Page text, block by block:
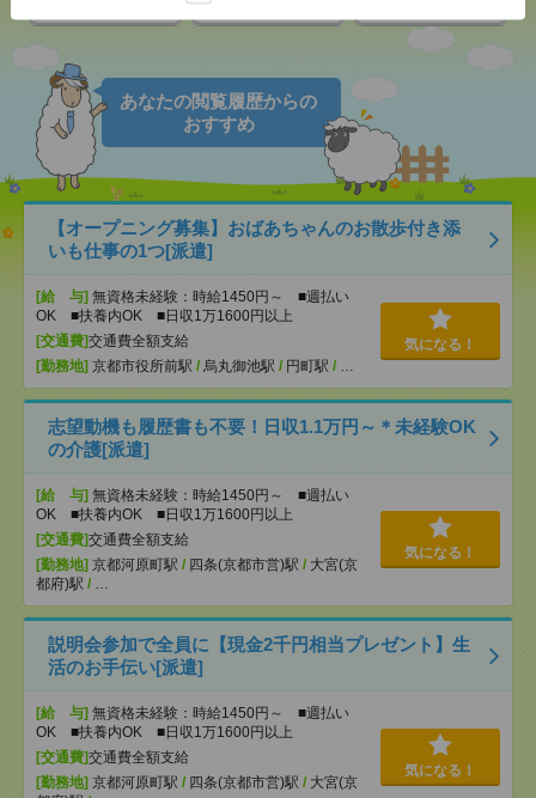
あなたの閲覧履歴からの
おすすめ
【オープニング募集】おばあちゃんのお散歩付き添
いも仕事の1つ[派遣]
[給 与] 無資格未経験：時給1450円～ ■週払い
OK ■扶養内OK ■日収1万1600円以上
[交通費]交通費全額支給
[勤務地] 京都市役所前駅 / 烏丸御池駅 / 円町駅 / …
気になる！
志望動機も履歴書も不要！日収1.1万円～＊未経験OK
の介護[派遣]
[給 与] 無資格未経験：時給1450円～ ■週払い
OK ■扶養内OK ■日収1万1600円以上
[交通費]交通費全額支給
[勤務地] 京都河原町駅 / 四条(京都市営)駅 / 大宮(京
都府)駅 / …
気になる！
説明会参加で全員に【現金2千円相当プレゼント】生
活のお手伝い[派遣]
[給 与] 無資格未経験：時給1450円～ ■週払い
OK ■扶養内OK ■日収1万1600円以上
[交通費]交通費全額支給
[勤務地] 京都河原町駅 / 四条(京都市営)駅 / 大宮(京
気になる！